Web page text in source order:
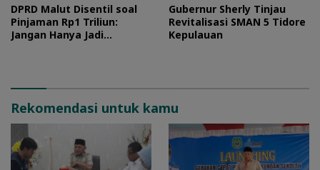
DPRD Malut Disentil soal
Pinjaman Rp1 Triliun:
Jangan Hanya Jadi
Gubernur Sherly Tinjau
Revitalisasi SMAN 5 Tidore
Kepulauan
Rekomendasi untuk kamu